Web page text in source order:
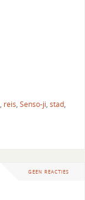
, reis, Senso-ji, stad,
GEEN REACTIES